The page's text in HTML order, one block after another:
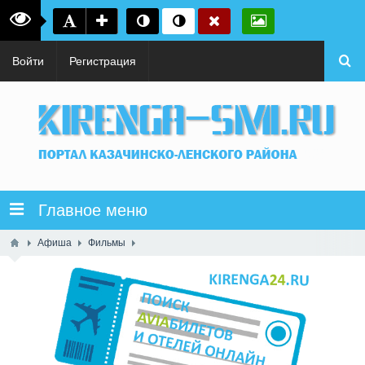
Войти Регистрация
Главное меню
Афиша Фильмы